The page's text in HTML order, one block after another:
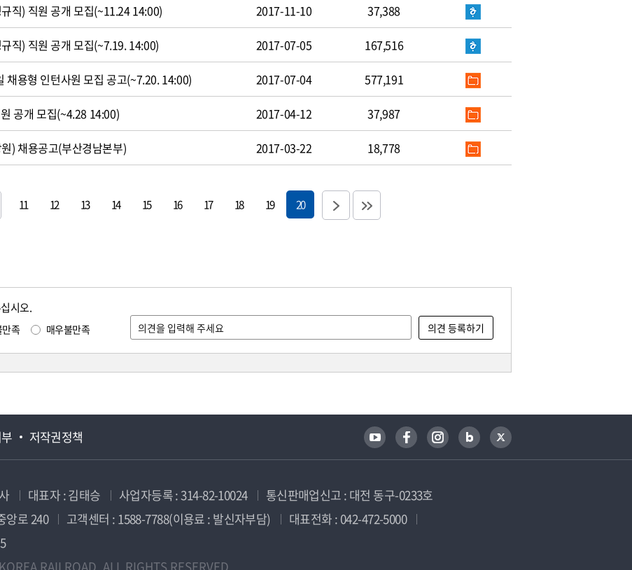
직) 직원 공개 모집(~11.24 14:00) 2017-11-10 37,388
직) 직원 공개 모집(~7.19. 14:00) 2017-07-05 167,516
채용형 인턴사원 모집 공고(~7.20. 14:00) 2017-07-04 577,191
공개 모집(~4.28 14:00) 2017-04-12 37,987
) 채용공고(부산경남본부) 2017-03-22 18,778
11 12 13 14 15 16 17 18 19 20
시오.
만족 매우불만족
저작권정책
대표자 : 김태승 사업자등록 : 314-82-10024
통신판매업신고 : 대전 동구-0233호
앙로 240
고객센터 : 1588-7788(이용료 : 발신자부담)
대표전화 : 042-472-5000
RAILROAD. ALL RIGHTS RESERVED.